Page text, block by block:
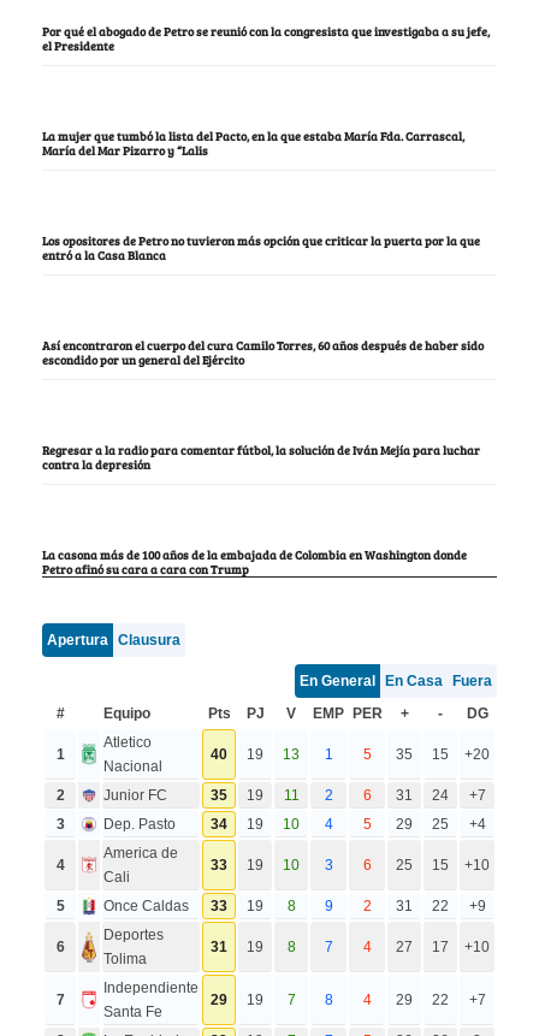
Por qué el abogado de Petro se reunió con la congresista que investigaba a su jefe,
el Presidente
La mujer que tumbó la lista del Pacto, en la que estaba María Fda. Carrascal,
María del Mar Pizarro y “Lalis
Los opositores de Petro no tuvieron más opción que criticar la puerta por la que
entró a la Casa Blanca
Así encontraron el cuerpo del cura Camilo Torres, 60 años después de haber sido
escondido por un general del Ejército
Regresar a la radio para comentar fútbol, la solución de Iván Mejía para luchar
contra la depresión
La casona más de 100 años de la embajada de Colombia en Washington donde
Petro afinó su cara a cara con Trump
Apertura Clausura
En General En Casa
Fuera
#
Equipo Pts PJ V EMP PER + - DG
1
Atletico
Nacional
40 19 13 1 5 35 15 +20
2 Junior FC 35 19 11 2 6 31 24
+7
3
Dep. Pasto 34 19 10 4 5 29 25 +4
4
America de
Cali
33 19 10 3 6 25 15 +10
5 Once Caldas 33 19 8 9 2 31 22 +9
6
Deportes
Tolima
31 19 8 7 4 27 17 +10
7
Independiente
Santa Fe
29 19 7 8 4 29 22 +7